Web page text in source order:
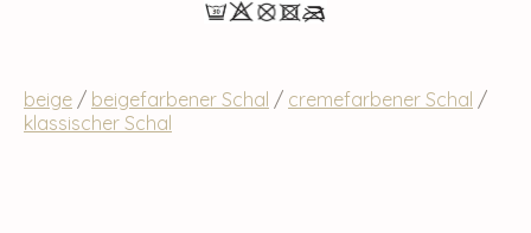
beige / beigefarbener Schal / cremefarbener Schal /
klassischer Schal